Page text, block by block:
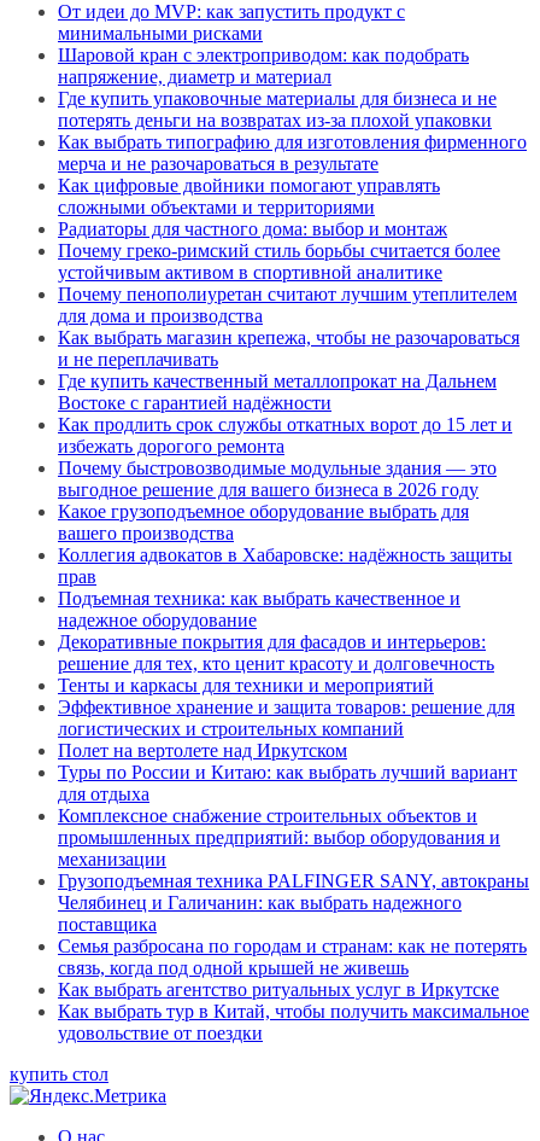
От идеи до MVP: как запустить продукт с
минимальными рисками
Шаровой кран с электроприводом: как подобрать
напряжение, диаметр и материал
Где купить упаковочные материалы для бизнеса и не
потерять деньги на возвратах из-за плохой упаковки
Как выбрать типографию для изготовления фирменного
мерча и не разочароваться в результате
Как цифровые двойники помогают управлять
сложными объектами и территориями
Радиаторы для частного дома: выбор и монтаж
Почему греко-римский стиль борьбы считается более
устойчивым активом в спортивной аналитике
Почему пенополиуретан считают лучшим утеплителем
для дома и производства
Как выбрать магазин крепежа, чтобы не разочароваться
и не переплачивать
Где купить качественный металлопрокат на Дальнем
Востоке с гарантией надёжности
Как продлить срок службы откатных ворот до 15 лет и
избежать дорогого ремонта
Почему быстровозводимые модульные здания — это
выгодное решение для вашего бизнеса в 2026 году
Какое грузоподъемное оборудование выбрать для
вашего производства
Коллегия адвокатов в Хабаровске: надёжность защиты
прав
Подъемная техника: как выбрать качественное и
надежное оборудование
Декоративные покрытия для фасадов и интерьеров:
решение для тех, кто ценит красоту и долговечность
Тенты и каркасы для техники и мероприятий
Эффективное хранение и защита товаров: решение для
логистических и строительных компаний
Полет на вертолете над Иркутском
Туры по России и Китаю: как выбрать лучший вариант
для отдыха
Комплексное снабжение строительных объектов и
промышленных предприятий: выбор оборудования и
механизации
Грузоподъемная техника PALFINGER SANY, автокраны
Челябинец и Галичанин: как выбрать надежного
поставщика
Семья разбросана по городам и странам: как не потерять
связь, когда под одной крышей не живешь
Как выбрать агентство ритуальных услуг в Иркутске
Как выбрать тур в Китай, чтобы получить максимальное
удовольствие от поездки
купить стол